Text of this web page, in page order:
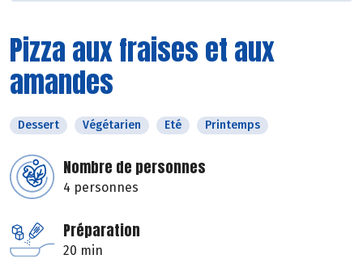
Pizza aux fraises et aux
amandes
Dessert Végétarien Eté Printemps
Nombre de personnes
4 personnes
Préparation
20 min